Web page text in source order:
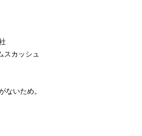
スカッシュ
ないため。